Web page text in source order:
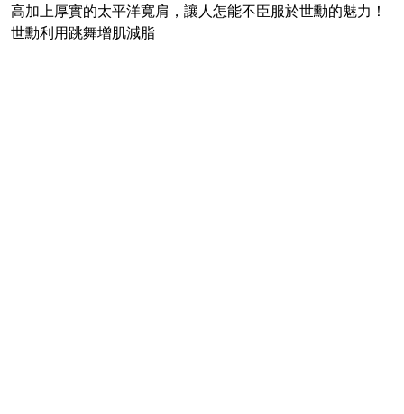
高加上厚實的太平洋寬肩，讓人怎能不臣服於世勳的魅力！
世勳利用跳舞增肌減脂